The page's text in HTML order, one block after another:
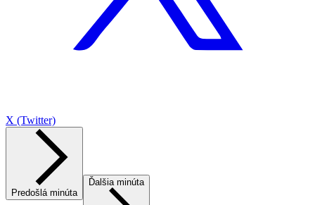
X (Twitter)
Predošlá minúta
Ďalšia minúta